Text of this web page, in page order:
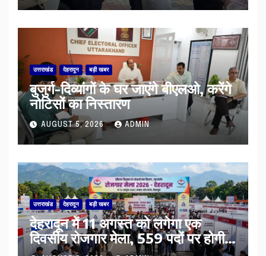
उत्तराखंड देहरादून बड़ी खबर
बुजुर्ग-दिव्यांगों के घर जाएंगे बीएलओ, करेंगे
नोटिसों का निस्तारण
AUGUST 5, 2026 ADMIN
उत्तराखंड देहरादून बड़ी खबर
​देहरादून में 11 अगस्त को लगेगा एक
दिवसीय रोजगार मेला, 559 पदों पर होगी